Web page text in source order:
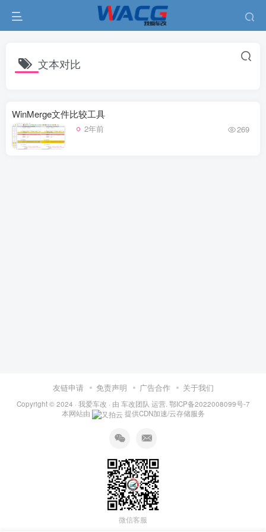
文本对比
WinMerge文件比较工具
2年前 269
友链申请 免责声明 广告合作 关于我们
Copyright © 2024 · 我爱车改 · 由 车改团队 运营. 鄂ICP备2022008099号-7
本网站由
提供CDN加速/云存储服务
微信客服